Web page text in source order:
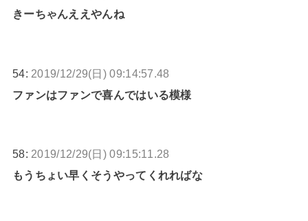
きーちゃんええやんね
54: 2019/12/29(日) 09:14:57.48
ファンはファンで喜んではいる模様
58: 2019/12/29(日) 09:15:11.28
もうちょい早くそうやってくれればな